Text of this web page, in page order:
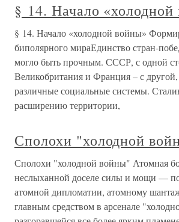
§ 14. Начало
§ 14. Начало «холодной войны»
биполярного мираЕдинство стран-
могло быть прочным. СССР, с одной
Великобритания и Франция – с другой,
различные социальные системы.
расширению территории,
Сполохи "холодной
Сполохи "холодной войны" Атомная
неслыханной доселе силы и мощи —
атомной дипломатии, атомному
главным средством в арсенале